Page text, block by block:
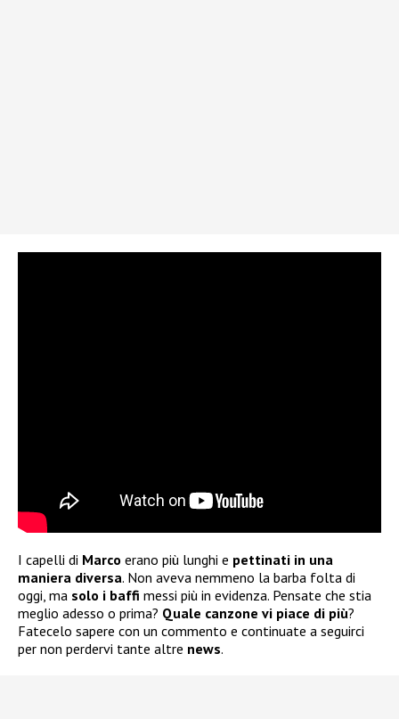
I capelli di Marco erano più lunghi e pettinati in una
maniera diversa. Non aveva nemmeno la barba folta di
oggi, ma solo i baffi messi più in evidenza. Pensate che stia
meglio adesso o prima? Quale canzone vi piace di più?
Fatecelo sapere con un commento e continuate a seguirci
per non perdervi tante altre news.